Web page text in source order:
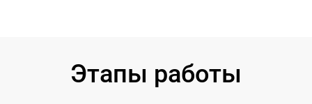
Этапы работы